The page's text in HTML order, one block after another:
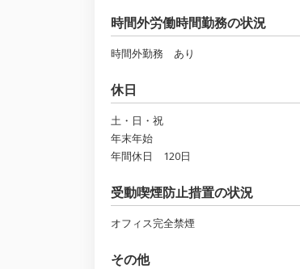
時間外労働時間勤務の状況
時間外勤務 あり
休日
土・日・祝
年末年始
年間休日 120日
受動喫煙防止措置の状況
オフィス完全禁煙
その他